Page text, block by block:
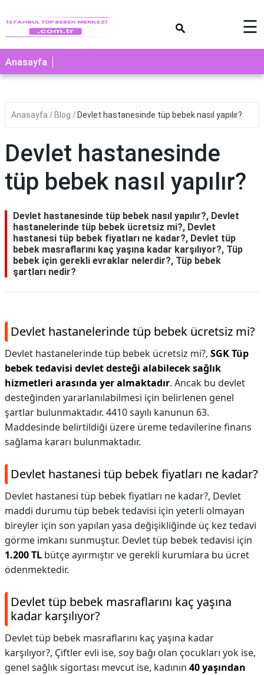
☰
Anasayfa
Anasayfa Blog Devlet hastanesinde tüp bebek nasıl yapılır?
Devlet hastanesinde
tüp bebek nasıl yapılır?
Devlet hastanesinde tüp bebek nasıl yapılır?, Devlet
hastanelerinde tüp bebek ücretsiz mi?, Devlet
hastanesi tüp bebek fiyatları ne kadar?, Devlet tüp
bebek masraflarını kaç yaşına kadar karşılıyor?, Tüp
bebek için gerekli evraklar nelerdir?, Tüp bebek
şartları nedir?
Devlet hastanelerinde tüp bebek ücretsiz mi?
Devlet hastanelerinde tüp bebek ücretsiz mi?, SGK Tüp
bebek tedavisi devlet desteği alabilecek sağlık
hizmetleri arasında yer almaktadır. Ancak bu devlet
desteğinden yararlanılabilmesi için belirlenen genel
şartlar bulunmaktadır. 4410 sayılı kanunun 63.
Maddesinde belirtildiği üzere üreme tedavilerine finans
sağlama kararı bulunmaktadır.
Devlet hastanesi tüp bebek fiyatları ne kadar?
Devlet hastanesi tüp bebek fiyatları ne kadar?, Devlet
maddi durumu tüp bebek tedavisi için yeterli olmayan
bireyler için son yapılan yasa değişikliğinde üç kez tedavi
görme imkanı sunmuştur. Devlet tüp bebek tedavisi için
1.200 TL bütçe ayırmıştır ve gerekli kurumlara bu ücret
ödenmektedir.
Devlet tüp bebek masraflarını kaç yaşına
kadar karşılıyor?
Devlet tüp bebek masraflarını kaç yaşına kadar
karşılıyor?, Çiftler evli ise, soy bağı olan çocukları yok ise,
genel sağlık sigortası mevcut ise, kadının 40 yaşından